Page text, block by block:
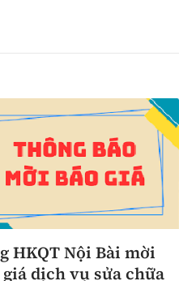
HKQT Nội Bài mời
dịch vụ sửa chữa